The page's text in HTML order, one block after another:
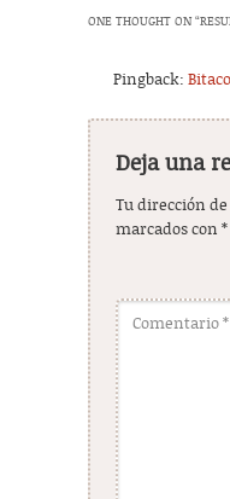
ONE THOUGHT ON “
Pingback:
Deja una
Tu dirección
marcados con*
Comentario*